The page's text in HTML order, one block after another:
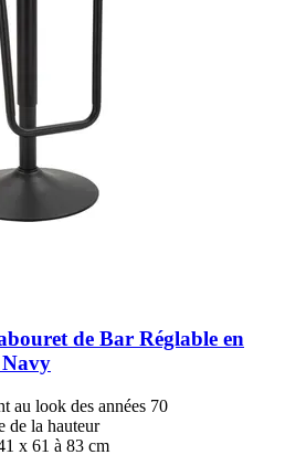
de Bar Réglable en
au look des années 70
de la hauteur
x 61 à 83 cm